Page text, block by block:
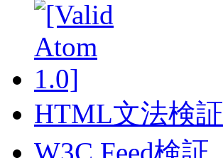
HTML文法検証